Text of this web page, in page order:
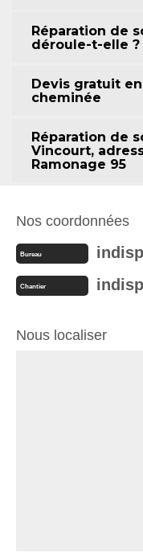
Réparation de
déroule-t-elle ?
Devis gratuit
cheminée
Réparation de
Vincourt,
Ramonage 95
Nos coordonnées
Bureau
Chantier
Nous localiser